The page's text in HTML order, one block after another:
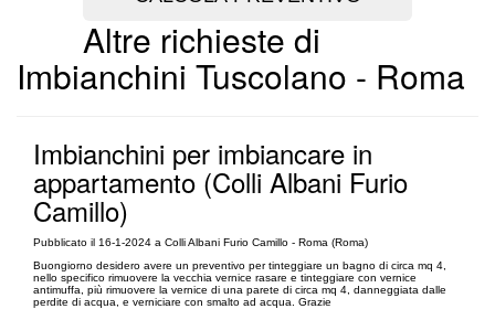
Altre richieste di
Imbianchini Tuscolano - Roma
Imbianchini per imbiancare in
appartamento (Colli Albani Furio
Camillo)
Pubblicato il 16-1-2024 a Colli Albani Furio Camillo - Roma (Roma)
Buongiorno desidero avere un preventivo per tinteggiare un bagno di circa mq 4,
nello specifico rimuovere la vecchia vernice rasare e tinteggiare con vernice
antimuffa, più rimuovere la vernice di una parete di circa mq 4, danneggiata dalle
perdite di acqua, e verniciare con smalto ad acqua. Grazie